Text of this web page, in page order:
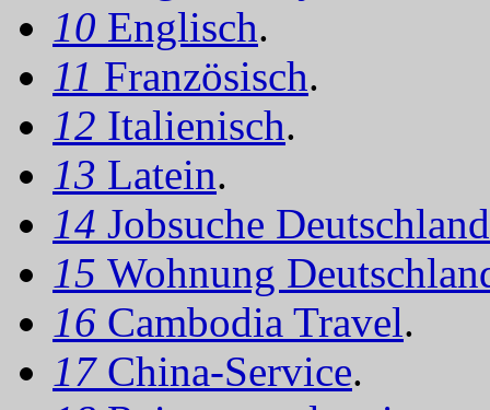
10 Englisch.
11 Französisch.
12 Italienisch.
13 Latein.
14 Jobsuche Deutschland
15 Wohnung
16 Cambodia Travel.
17 China-Service.